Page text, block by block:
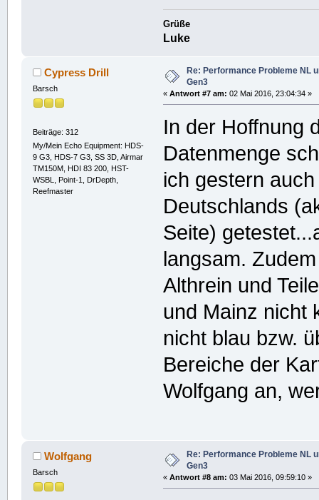
Grüße
Luke
Cypress Drill
Barsch
Beiträge: 312
My/Mein Echo Equipment: HDS-
9 G3, HDS-7 G3, SS 3D, Airmar
TM150M, HDI 83 200, HST-
WSBL, Point-1, DrDepth,
Reefmaster
Re: Performance Probleme NL
Gen3
«Antwort #7 am: 02 Mai 2016, 23:04:34 »
In der Hoffnung
Datenmenge
ich gestern
Deutschlands
Seite)
langsam.
Althrein und
und Mainz nicht
nicht blau bzw.
Bereiche der
Wolfgang an,
Wolfgang
Barsch
Re: Performance Probleme NL
Gen3
«Antwort #8 am: 03 Mai 2016, 09:59:10 »